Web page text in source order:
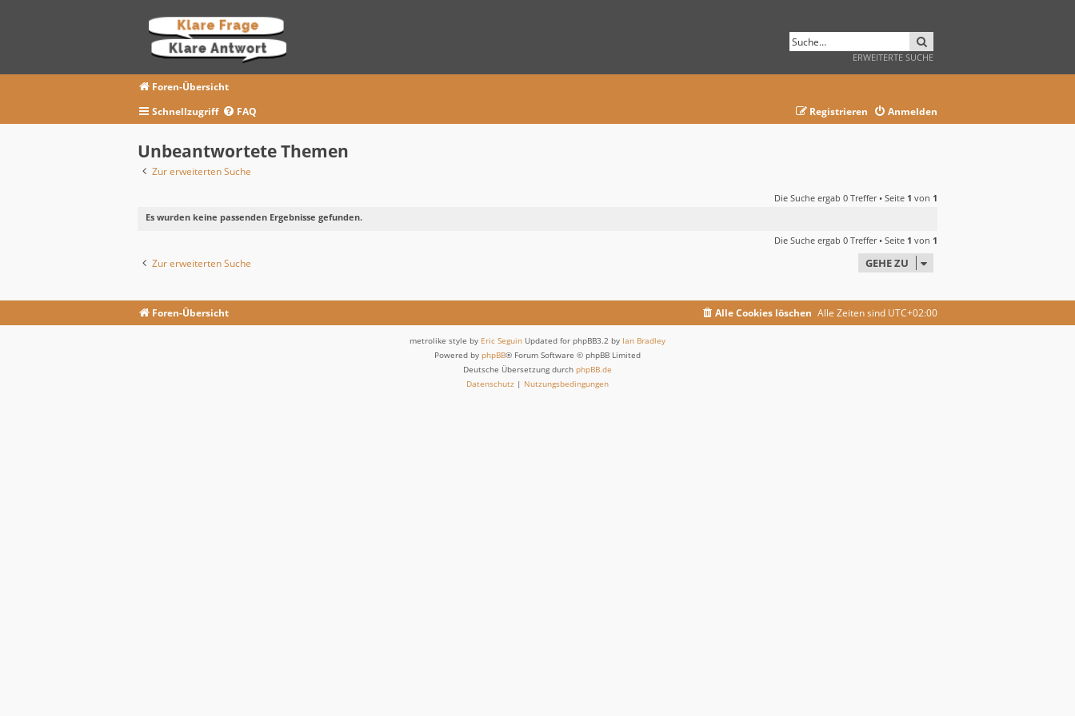
ERWEITERTE SUCHE
Foren-Übersicht
Schnellzugriff
FAQ Anmelden
Registrieren
Unbeantwortete Themen
Zur erweiterten Suche
Die Suche ergab 0 Treffer • Seite 1 von 1
Es wurden keine passenden Ergebnisse gefunden.
Die Suche ergab 0 Treffer • Seite 1 von 1
Zur erweiterten Suche GEHE ZU
Foren-Übersicht Alle Zeiten sind UTC+02:00
Alle Cookies löschen
metrolike style by Eric Seguin Updated for phpBB3.2 by Ian Bradley
Powered by phpBB® Forum Software © phpBB Limited
Deutsche Übersetzung durch phpBB.de
Datenschutz | Nutzungsbedingungen